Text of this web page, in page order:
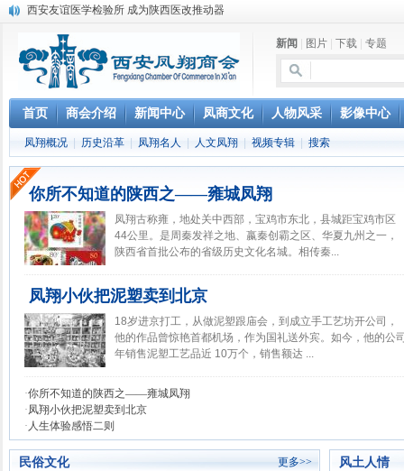
西安友谊医学检验所 成为陕西医改推动器
笔蘸深情写凤翔
豆腐村里豆腐宴
凤翔城建迈新步
凤翔将撤县建区
凤翔历史文化碑记
全国只有一个凤翔
张寒晖与“寒晖纸”
写给华山论剑西凤酒
新闻 图片 下载 专题
首页 商会介绍 新闻中心 凤商文化 人物风采 影像中心
凤翔概况 历史沿革 凤翔名人 人文凤翔 视频专辑 搜索
你所不知道的陕西之——雍城凤翔
凤翔古称雍，地处关中西部，宝鸡市东北，县城距宝鸡市区
44公里。是周秦发祥之地、嬴秦创霸之区、华夏九州之一，
陕西省首批公布的省级历史文化名城。相传秦...
凤翔小伙把泥塑卖到北京
18岁进京打工，从做泥塑跟庙会，到成立手工艺坊开公司，
他的作品曾惊艳首都机场，作为国礼送外宾。如今，他的公
年销售泥塑工艺品近 10万个，销售额达 ...
·你所不知道的陕西之——雍城凤翔
·凤翔小伙把泥塑卖到北京
· 人生体验感悟二则
民俗文化 更多>> 风土人情